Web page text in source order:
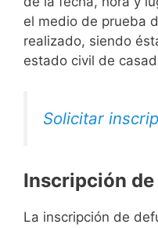
el medio de prueba
realizado, siendo
estado civil de
Solicitar
Inscripción
La inscripción de